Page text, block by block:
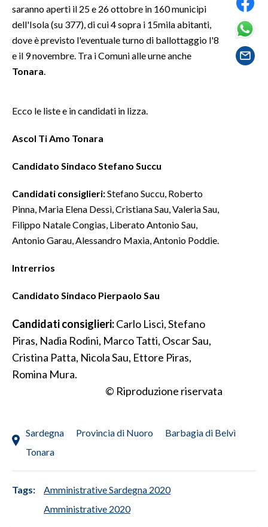
SPORT IN SARDEGNA
SPORT
RISULTATI E CLASSIFICHE
CALCIO REGIONALE
VOLLEY
MOTORI
ALTRI SPORT
CULTURA
SARDEGNA TURISMO
SARDI NEL MONDO
#CARAUNIONE
INSULARITÀ
saranno aperti il 25 e 26 ottobre in 160 municipi
dell'Isola (su 377), di cui 4 sopra i 15mila abitanti,
dove è previsto l'eventuale turno di ballottaggio l'8
e il 9 novembre. Tra i Comuni alle urne anche
Tonara.
Ecco le liste e in candidati in lizza.
Ascol Ti Amo Tonara
Candidato Sindaco Stefano Succu
Candidati consiglieri:Stefano Succu, Roberto
Pinna, Maria Elena Dessì, Cristiana Sau, Valeria Sau,
Filippo Natale Congias, Liberato Antonio Sau,
Antonio Garau, Alessandro Maxia, Antonio Poddie.
Intrerrios
Candidato Sindaco Pierpaolo Sau
Candidati consiglieri:Carlo Lisci, Stefano
Piras, Nadia Rodini, Marco Tatti, Oscar Sau,
Cristina Patta, Nicola Sau, Ettore Piras,
Romina Mura.
© Riproduzione riservata
Sardegna Provincia di Nuoro
Barbagia di Belvì
Tonara
Tags:
Amministrative Sardegna 2020
Amministrative 2020